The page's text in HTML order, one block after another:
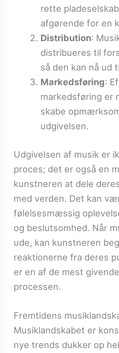
rette
afgørende for en
Distribution:
distribueres til
så den kan nå ud
Markedsføring:
markedsføring er
skabe
udgivelsen.
Udgivelsen af musik er
proces; det er også en
kunstneren at dele
med verden. Det kan
følelsesmæssig
og beslutsomhed. Når
ude, kan kunstneren
reaktionerne fra deres
er en af de mest
processen.
Fremtidens
Musiklandskabet er
nye trends dukker op